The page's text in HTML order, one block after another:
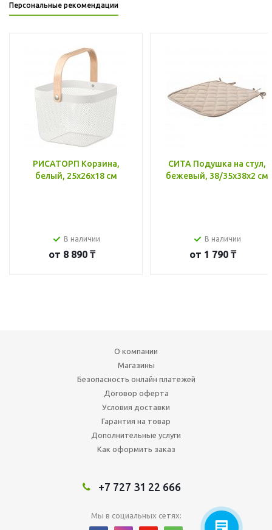
Персональные рекомендации
РИСАТОРП Корзина,
белый, 25x26x18 см
В наличии
от 8 890 ₸
СИТА Подушка на стул,
бежевый, 38/35x38x2 см
В наличии
от 1 790 ₸
О компании
Магазины
Безопасность онлайн платежей
Договор оферта
Условия доставки
Гарантия на товар
Дополнительные услуги
Как оформить заказ
+7 727 31 22 666
Мы в социальных сетях: